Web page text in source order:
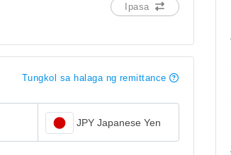
Ipasa
Tungkol sa halaga ng remittance
JPY Japanese Yen